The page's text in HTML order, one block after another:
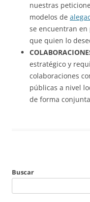
nuestras
modelos de
se encuentran
que quien lo
estratégico y
colaboraciones
públicas a nivel
de forma
Buscar